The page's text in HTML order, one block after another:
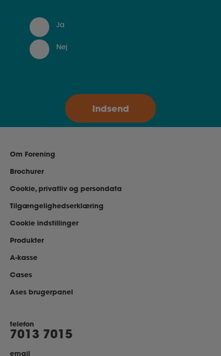
Ja
Nej
Om Forening
Brochurer
Cookie, privatliv og persondata
Tilgængelighedserklæring
Cookie indstillinger
Produkter
A-kasse
Cases
Ases brugerpanel
telefon
7013 7015
email